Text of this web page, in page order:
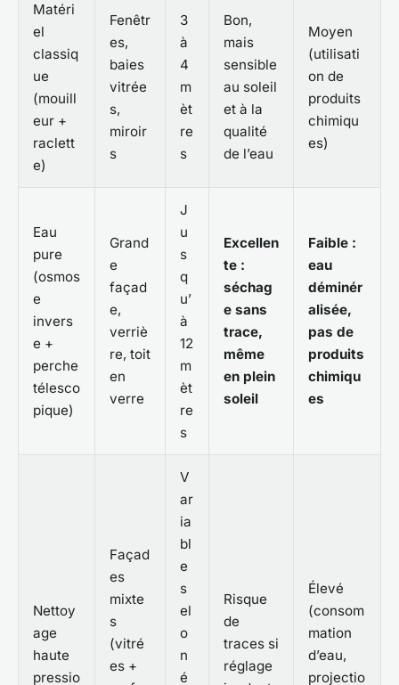
Matéri
el
classiq
ue
(mouill
eur +
raclett
e)
Fenêtr
es,
baies
vitrée
s,
miroir
s
3
à
4
m
èt
re
s
Bon,
mais
sensible
au soleil
et à la
qualité
de l’eau
Moyen
(utilisati
on de
produits
chimiqu
es)
Eau
pure
(osmos
e
invers
e +
perche
télesco
pique)
Grand
e
façad
e,
verriè
re, toit
en
verre
J
u
s
q
u’
à
12
m
èt
re
s
Excellen
te :
séchag
e sans
trace,
même
en plein
soleil
Faible :
eau
déminér
alisée,
pas de
produits
chimiqu
es
Nettoy
age
haute
pressio
Façad
es
mixte
s
(vitré
es +
V
ar
ia
bl
e
s
el
o
n
é
Risque
de
traces si
réglage
Élevé
(consom
mation
d’eau,
projectio